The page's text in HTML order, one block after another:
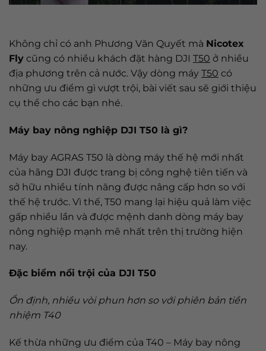
Không chỉ có anh Phương Văn Quyết mà Nicotex
Fly cũng có nhiều khách đặt hàng DJI T50 ở nhiều
địa phương trên cả nước. Vậy dòng máy T50 có
những ưu điểm gì vượt trội, bài viết sau sẽ giới thiệu
cụ thể cho các bạn nhé.
Máy bay nông nghiệp DJI T50 là gì?
Máy bay AGRAS T50 là dòng máy thế hệ mới nhất
của hãng DJI được trang bị công nghệ tiên tiến và
sở hữu nhiều tính năng được nâng cấp hơn so với
thế hệ trước. Vì thế, T50 mang lại hiệu quả làm việc
gấp nhiều lần và được mệnh danh dòng máy bay
nông nghiệp mạnh mẽ nhất trên thị trường hiện
nay.
Đặc biểm nổi trội của DJI T50
Ổn định, nhiều vòi phun hơn so vớiphiên bản tiền
nhiệm T40
Kế thừa những ưu điểm của T40 – Máy bay nông